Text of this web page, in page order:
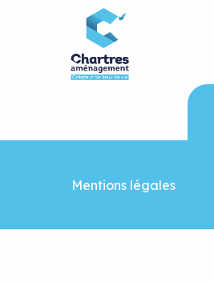
Mentions légales
Panneau de gestion des cookies